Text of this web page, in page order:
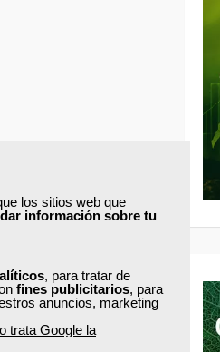
los sitios web que
información sobre tu
, para tratar de
fines publicitarios, para
anuncios, marketing
trata Google la